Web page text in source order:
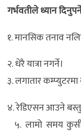
गर्भवतीले ध्यान
१. मानसिक तनाव
२. धेरै यात्रा नगर्ने।
३. लगातार कम्प्युटरमा
४. रेडिएसन आउने
५. लामो समय